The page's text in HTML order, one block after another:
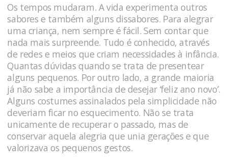
Os tempos mudaram. A vida experimenta outros
sabores e também alguns dissabores. Para alegrar
uma criança, nem sempre é fácil. Sem contar que
nada mais surpreende. Tudo é conhecido, através
de redes e meios que criam necessidades à infância.
Quantas dúvidas quando se trata de presentear
alguns pequenos. Por outro lado, a grande maioria
já não sabe a importância de desejar ‘feliz ano novo’.
Alguns costumes assinalados pela simplicidade não
deveriam ficar no esquecimento. Não se trata
unicamente de recuperar o passado, mas de
conservar aquela alegria que unia gerações e que
valorizava os pequenos gestos.